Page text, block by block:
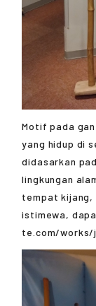
Motif pada
yang hidup di
didasarkan
lingkungan
tempat kijang,
istimewa,
te.com/works/